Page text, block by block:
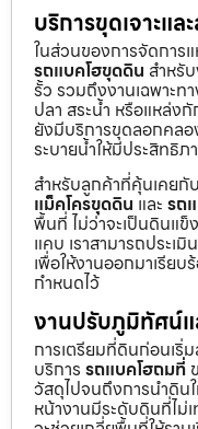
บริการขุดเจาะแ
ในส่วนของการจัดการแ
รถแบคโฮขุดดิน สำหรั
รั้ว รวมถึงงานเฉพาะท
ปลา สระน้ำ หรือแหล่ง
ยังมีบริการขุดลอกคล
ระบายน้ำให้มีประสิทธิ
สำหรับลูกค้าที่คุ้นเคยกั
แม็คโครขุดดิน และ รถ
พื้นที่ ไม่ว่าจะเป็นดินแ
แคบ เราสามารถประเ
เพื่อให้งานออกมาเรีย
กำหนดไว้
งานปรับภูมิทัศน์
การเตรียมที่ดินก่อนเริ่
บริการ รถแบคโฮถมที่
วัสดุไปจนถึงการนำดิน
หน้างานมีระดับดินที่ไม่